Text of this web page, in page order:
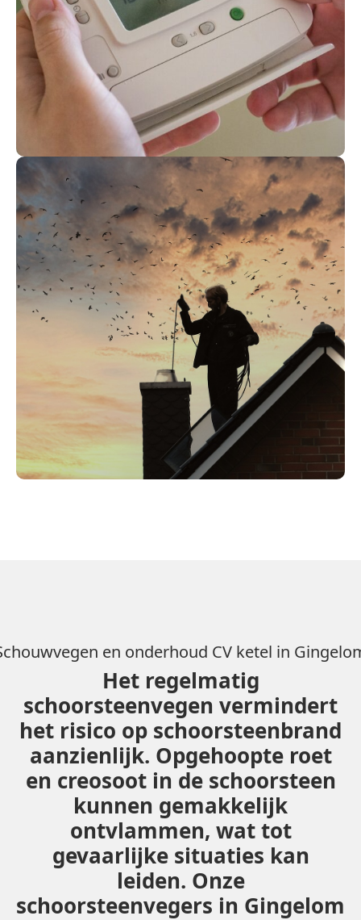
en onderhoud CV ketel in
Het regelmatig
schoorsteenvegen vermindert
het risico op schoorsteenbrand
aanzienlijk. Opgehoopte roet
en creosoot in de schoorsteen
kunnen gemakkelijk
ontvlammen, wat tot
gevaarlijke situaties kan
leiden. Onze
schoorsteenvegers in Gingelom